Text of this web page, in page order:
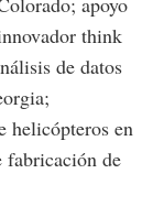
think
de datos
helicópteros en
fabricación de